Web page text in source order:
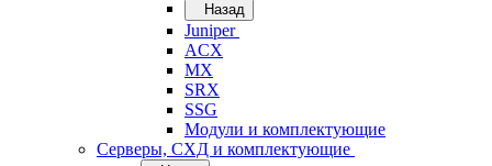
Назад
Juniper
ACX
MX
SRX
SSG
Модули и комплектующие
Серверы, СХД и комплектующие